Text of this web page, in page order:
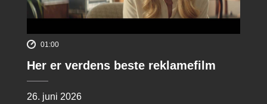
01:00
Her er verdens beste reklamefilm
26. juni 2026